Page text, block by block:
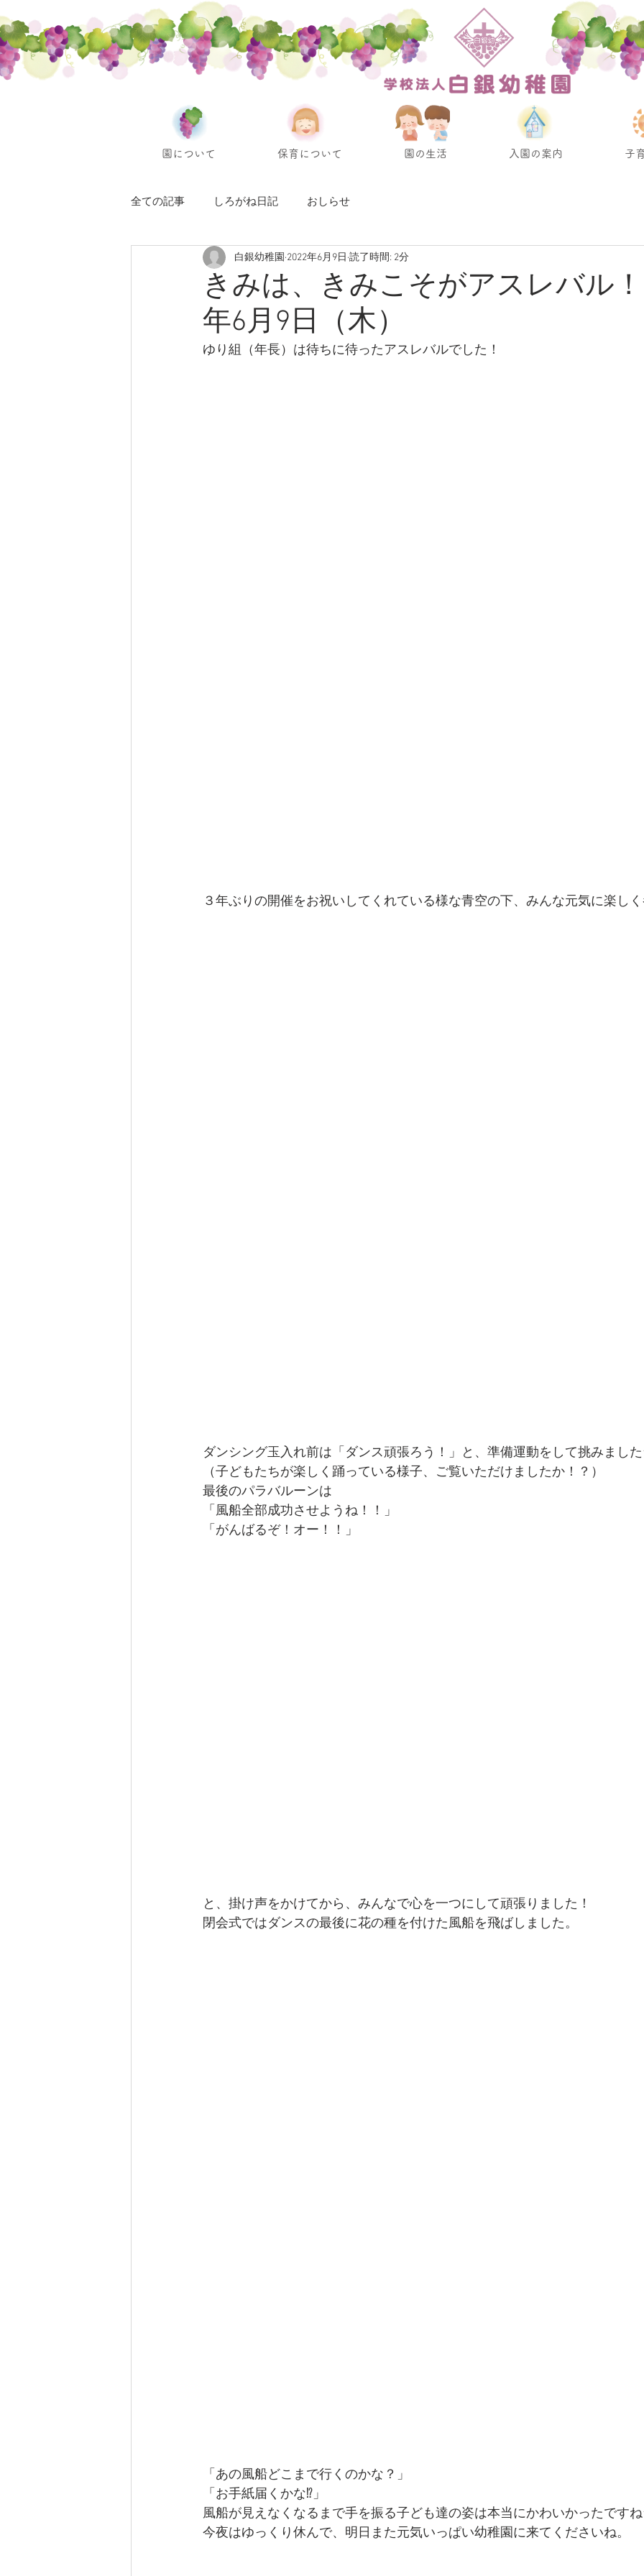
園について 保育について 園の生活 入園の案内 子
全ての記事 しろがね日記 おしらせ
きみは、きみこそがアスレバル
年6月9日（木）
白銀幼稚園 2022年6月9日 読了時間: 2分
ゆり組（年長）は待ちに待ったアスレバルでした！
３年ぶりの開催をお祝いしてくれている様な青空の下、みんな元気に楽し
ダンシング玉入れ前は「ダンス頑張ろう！」と、準備運動をして挑みまし
（子どもたちが楽しく踊っている様子、ご覧いただけましたか！？）
最後のパラバルーンは
「風船全部成功させようね！！」
「がんばるぞ！オー！！」
と、掛け声をかけてから、みんなで心を一つにして頑張りました！
閉会式ではダンスの最後に花の種を付けた風船を飛ばしました。
「あの風船どこまで行くのかな？」
「お手紙届くかな⁉」
風船が見えなくなるまで手を振る子ども達の姿は本当にかわいかったです
今夜はゆっくり休んで、明日また元気いっぱい幼稚園に来てくださいね。